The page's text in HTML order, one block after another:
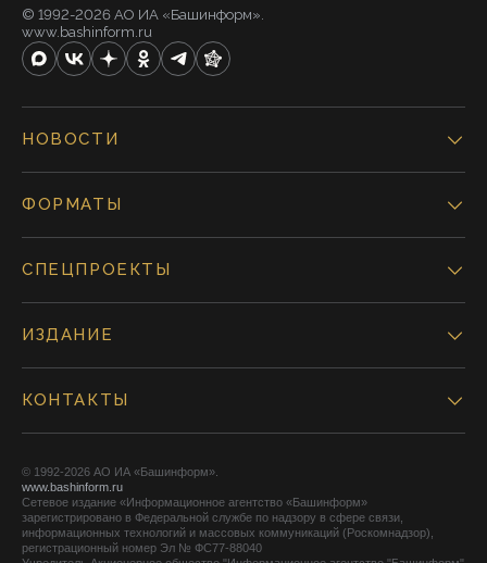
© 1992-2026 АО ИА «Башинформ».
www.bashinform.ru
НОВОСТИ
ФОРМАТЫ
СПЕЦПРОЕКТЫ
ИЗДАНИЕ
КОНТАКТЫ
© 1992-2026 АО ИА «Башинформ».
www.bashinform.ru
Сетевое издание «Информационное агентство «Башинформ»
зарегистрировано в Федеральной службе по надзору в сфере связи,
информационных технологий и массовых коммуникаций (Роскомнадзор),
регистрационный номер Эл № ФС77-88040